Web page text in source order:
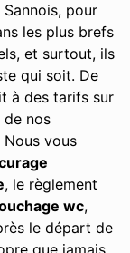
pour
les plus brefs
et surtout, ils
qui soit. De
à des tarifs sur
de nos
vous
, le règlement
wc,
le départ de
que jamais,